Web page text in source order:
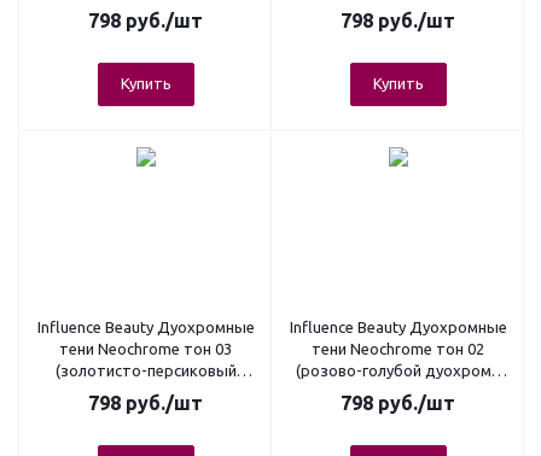
коричневой подложке), 1,3
гр.
798 руб./шт
Купить
гр.
798 руб./шт
Купить
Influence Beauty Дуохромные
тени Neochrome тон 03
(золотисто-персиковый
дуохром), 1,3 гр.
798 руб./шт
Influence Beauty Дуохромные
тени Neochrome тон 02
(розово-голубой дуохром),
1,3 гр.
798 руб./шт